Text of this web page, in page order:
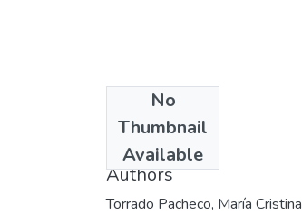
No
Thumbnail
Available
2001
Authors
Torrado Pacheco, María Cristina